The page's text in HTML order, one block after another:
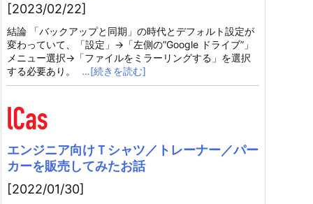
[2023/02/22]
結論 「バックアップと同期」の時代とデフォルト設定が
変わっていて、「設定」→「左側の”Google ドライブ”」
メニュー選択→「ファイルをミラーリングする」を選択
する必要あり。
…[続きを読む]
エンジニア向けＴシャツ／トレーナー／パー
カーを販売してみたお話
[2022/01/30]